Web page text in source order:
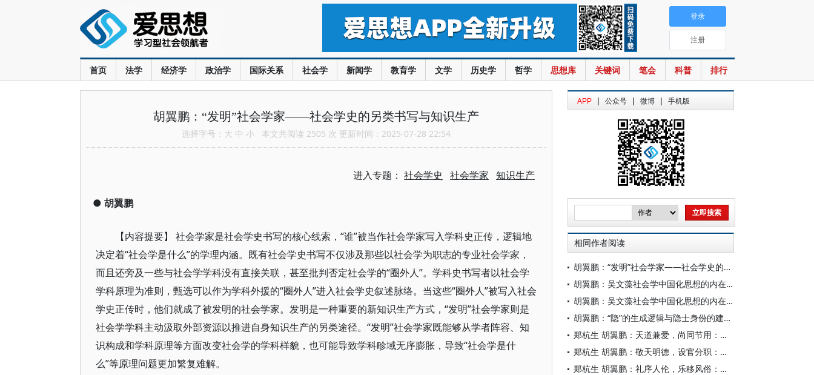
首页 法学 经济学 政治学 国际关系 社会学 新闻学 教育学 文学 历史学 哲学 思想库 关键词 笔会 科普 排行
登录
注册
胡翼鹏：“发明”社会学家——社会学史的另类书写与知识生产
选择字号： 大 中 小 本文共阅读 2505 次 更新时间：2025-07-28 22:54
进入专题： 社会学史 社会学家 知识生产
● 胡翼鹏
【内容提要】 社会学家是社会学史书写的核心线索，“谁”被当作社会学家写入学科史正传，逻辑地
决定着“社会学是什么”的学理内涵。既有社会学史书写不仅涉及那些以社会学为职志的专业社会学家，
而且还旁及一些与社会学学科没有直接关联，甚至批判否定社会学的“圈外人”。学科史书写者以社会学
学科原理为准则，甄选可以作为学科外援的“圈外人”进入社会学史叙述脉络。当这些“圈外人”被写入社会
学史正传时，他们就成了被发明的社会学家。发明是一种重要的新知识生产方式，“发明”社会学家则是
社会学学科主动汲取外部资源以推进自身知识生产的另类途径。“发明”社会学家既能够从学者阵容、知
识构成和学科原理等方面改变社会学的学科样貌，也可能导致学科畛域无序膨胀，导致“社会学是什
么”等原理问题更加繁复难解。
APP | 公众号 | 微博 | 手机版
相同作者阅读
胡翼鹏：“发明”社会学家——社会学史的另类书写与知识生产
胡翼鹏：吴文藻社会学中国化思想的内在理路
胡翼鹏：吴文藻社会学中国化思想的内在理路
胡翼鹏：“隐”的生成逻辑与隐士身份的建构机制
郑杭生 胡翼鹏：天道兼爱，尚同节用：社会运行的一体化理论——春秋战国时期墨者的社会思想研究
郑杭生 胡翼鹏：敬天明德，设官分职：社会运行的理念和实践——西周时期的社会思想研究
郑杭生 胡翼鹏：礼序人伦，乐移风俗：社会运行的二重性规范